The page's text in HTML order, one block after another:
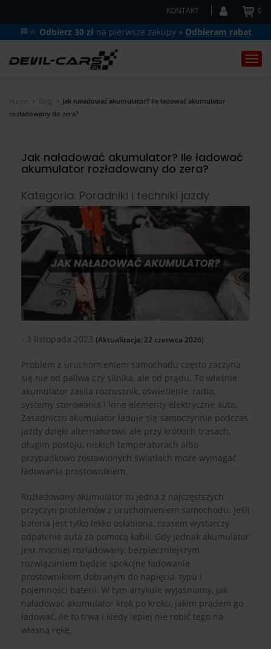
KONTAKT 0
🏁🔆 Odbierz 30 zł na pierwsze zakupy » Odbieram rabat
Home Blog
Jak naładować akumulator? Ile ładować akumulator
rozładowany do zera?
Jak naładować akumulator? Ile ładować
akumulator rozładowany do zera?
Kategoria: Poradniki i techniki jazdy
- 3 listopada 2023 (Aktualizacja: 22 czerwca 2026)
Problem z uruchomieniem samochodu często zaczyna
się nie od paliwa czy silnika, ale od prądu. To właśnie
akumulator zasila rozrusznik, oświetlenie, radio,
systemy sterowania i inne elementy elektryczne auta.
Zasadniczo akumulator ładuje się samoczynnie podczas
jazdy dzięki alternatorowi, ale przy krótkich trasach,
długim postoju, niskich temperaturach albo
przypadkowo zostawionych światłach może wymagać
ładowania prostownikiem.
Rozładowany akumulator to jedna z najczęstszych
przyczyn problemów z uruchomieniem samochodu. Jeśli
bateria jest tylko lekko osłabiona, czasem wystarczy
odpalenie auta za pomocą kabli. Gdy jednak akumulator
jest mocniej rozładowany, bezpieczniejszym
rozwiązaniem będzie spokojne ładowanie
prostownikiem dobranym do napięcia, typu i
pojemności baterii. W tym artykule wyjaśniamy, jak
naładować akumulator krok po kroku, jakim prądem go
ładować, ile to trwa i kiedy lepiej nie robić tego na
własną rękę.